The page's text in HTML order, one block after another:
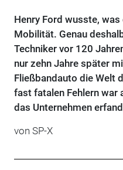
Henry Ford wusste,
Mobilität. Genau
Techniker vor 120
nur zehn Jahre später
Fließbandauto die Welt
fast fatalen Fehlern war
das Unternehmen
von SP-X